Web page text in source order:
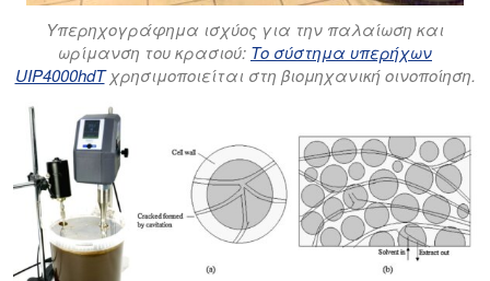
Υπερηχογράφημα ισχύος για την παλαίωση και
ωρίμανση του κρασιού: Το σύστημα υπερήχων
UIP4000hdTχρησιμοποιείται στη βιομηχανική οινοποίηση.